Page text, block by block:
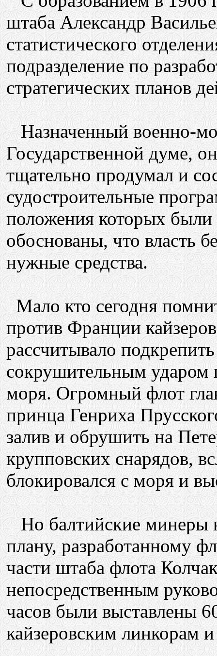
штаба Александр
статистического
подразделение по
стратегических планов
Назначенный военно-
Государственной думе,
тщательно продумал и
судостроительные
положения которых были
обоснованы, что власть
нужные средства.
Мало кто сегодня
против Франции
рассчитывало
сокрушительным ударом
моря. Огромный флот
принца Генриха
залив и обрушить на
крупповских снарядов,
блокировался с моря и
Но балтийские минеры
плану, разработанному
части штаба флота
непосредственным
часов были выставлены
кайзеровским линкорам